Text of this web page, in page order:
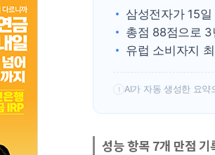
삼성전자가 15
총점 88점으로
유럽 소비자지
! AI가 자동 생성한 요약
성능 항목 7개 만점 기